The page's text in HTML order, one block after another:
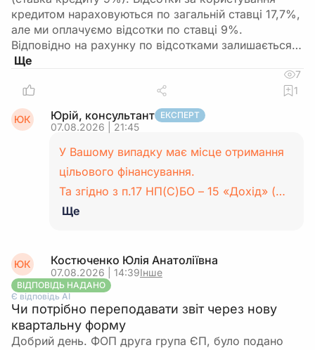
кредитом нараховуються по загальній ставці 17,7%,
але ми оплачуємо відсотки по ставці 9%.
Відповідно на рахунку по відсотками залишається…
7
1
ЮК Юрій, консультант ЕКСПЕРТ
07.08.2026 | 21:45
У Вашому випадку має місце отримання
цільового фінансування.
Та згідно з п.17 НП(С)БО – 15 «Дохід» (…
Ще
ЮК Костюченко Юлія Анатоліївна
07.08.2026 | 14:39Інше
ВІДПОВІДЬ НАДАНО
Є відповідь АІ
Чи потрібно переподавати звіт через нову
квартальну форму
Добрий день. ФОП друга група ЄП, було подано